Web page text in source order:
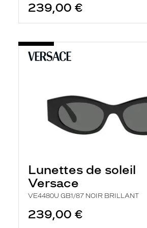
239,00 €
Lunettes de soleil
Versace
VE4480U GB1/87 NOIR BRILLANT
239,00 €